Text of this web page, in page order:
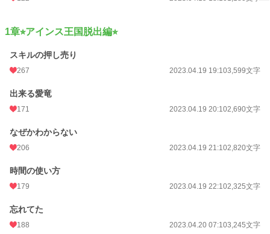
文字数 208,105
2025.12.17 18:35
初回公開日時
週間ポイント
月間ポイント
年間ポイント 58,821 pt (9,246 位)
1章⭐︎アインス王国脱出編⭐︎
スキルの押し売り
267 2023.04.19 19:103,599文字
出来る愛竜
171 2023.04.19 20:102,690文字
なぜかわからない
206 2023.04.19 21:102,820文字
時間の使い方
179 2023.04.19 22:102,325文字
忘れてた
188 2023.04.20 07:103,245文字